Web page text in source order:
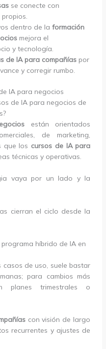
se conecte con
dentro de la formación
mejora el
y tecnología.
de IA para compañíaspor
y corregir rumbo.
IA para negocios
de IA para negocios de
están orientados
de marketing,
que los cursos de IA para
técnicas y operativas.
vaya por un lado y la
cierran el ciclo desde la
híbrido de IA en
casos de uso, suele bastar
para cambios más
planes trimestrales o
con visión de largo
recurrentes y ajustes de